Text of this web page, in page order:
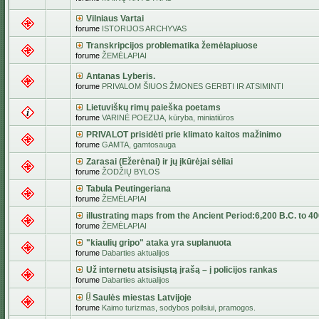
Vilniaus Vartai
forume ISTORIJOS ARCHYVAS
Transkripcijos problematika žemėlapiuose
forume ŽEMĖLAPIAI
Antanas Lyberis.
forume PRIVALOM ŠIUOS ŽMONES GERBTI IR ATSIMINTI
Lietuviškų rimų paieška poetams
forume VARINĖ POEZIJA, kūryba, miniatiūros
PRIVALOT prisidėti prie klimato kaitos mažinimo
forume GAMTA, gamtosauga
Zarasai (Ežerėnai) ir jų įkūrėjai sėliai
forume ŽODŽIŲ BYLOS
Tabula Peutingeriana
forume ŽEMĖLAPIAI
illustrating maps from the Ancient Period:6,200 B.C. to
forume ŽEMĖLAPIAI
"kiaulių gripo" ataka yra suplanuota
forume Dabarties aktualijos
Už internetu atsisiųstą įrašą – į policijos rankas
forume Dabarties aktualijos
Saulės miestas Latvijoje
forume Kaimo turizmas, sodybos poilsiui, pramogos.